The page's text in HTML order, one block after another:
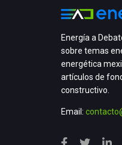
Energía a
sobre temas
energética
artículos de
constructivo.
Email: